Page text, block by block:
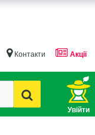
Контакти Акції
Увійти